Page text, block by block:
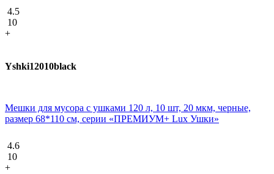
4.5
10
+
Yshki12010black
Мешки для мусора с ушками 120 л, 10 шт, 20 мкм, черные,
размер 68*110 см, серии «ПРЕМИУМ+ Lux Ушки»
4.6
10
+